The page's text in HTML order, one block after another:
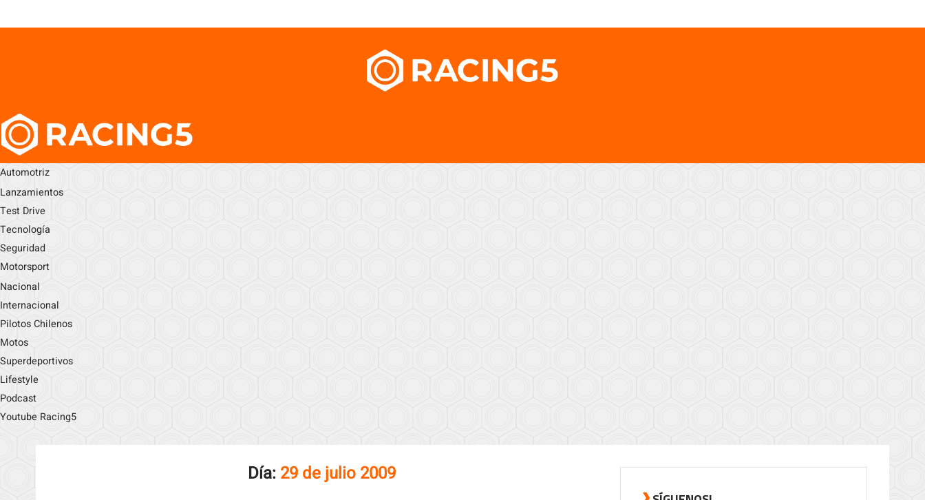
Automotriz
Lanzamientos
Test Drive
Tecnología
Seguridad
Motorsport
Nacional
Internacional
Pilotos Chilenos
Motos
Superdeportivos
Lifestyle
Podcast
Youtube Racing5
Día: 29 de julio 2009